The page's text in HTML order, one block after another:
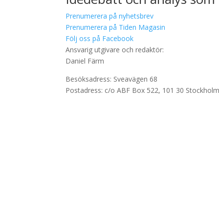
Prenumerera på nyhetsbrev
Prenumerera på Tiden Magasin
Följ oss på Facebook
Ansvarig utgivare och redaktör:
Daniel Färm
Besöksadress: Sveavägen 68
Postadress: c/o ABF Box 522, 101 30